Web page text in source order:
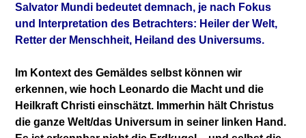
Salvator Mundi bedeutet demnach, je nach Fokus
und Interpretation des Betrachters: Heiler der Welt,
Retter der Menschheit, Heiland des Universums.
Im Kontext des Gemäldes selbst können wir
erkennen, wie hoch Leonardo die Macht und die
Heilkraft Christi einschätzt. Immerhin hält Christus
die ganze Welt/das Universum in seiner linken Hand.